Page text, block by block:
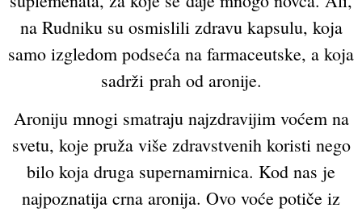
na Rudniku su osmislili zdravu kapsulu, koja
samo izgledom podseća na farmaceutske, a koja
sadrži prah od aronije.
Aroniju mnogi smatraju najzdravijim voćem na
svetu, koje pruža više zdravstvenih koristi nego
bilo koja druga supernamirnica. Kod nas je
najpoznatija crna aronija. Ovo voće potiče iz